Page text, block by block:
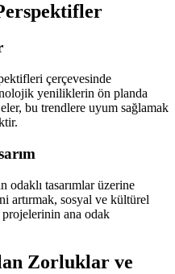
çerçevesinde
yeniliklerin ön planda
bu trendlere uyum sağlamak
odaklı tasarımlar üzerine
artırmak, sosyal ve kültürel
ana odak
Zorluklar ve